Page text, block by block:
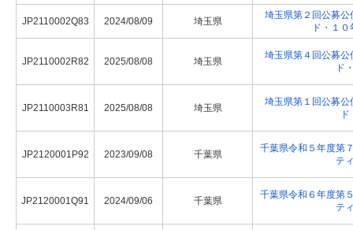
JP2110002Q83 2024/08/09 埼玉県
埼玉県第２回公募
ド・１
JP2110002R82 2025/08/08 埼玉県
埼玉県第４回公募
ド
JP2110003R81 2025/08/08 埼玉県
埼玉県第１回公募
JP2120001P92 2023/09/08 千葉県
千葉県令和５年度第
テ
JP2120001Q91 2024/09/06 千葉県
千葉県令和６年度第
テ